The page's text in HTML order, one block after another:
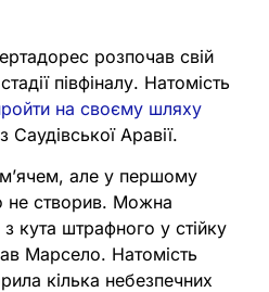
розпочав свій
півфіналу. Натомість
на своєму шляху
з Саудівської Аравії.
але у першому
не створив. Можна
кута штрафного у стійку
Марсело. Натомість
кілька небезпечних